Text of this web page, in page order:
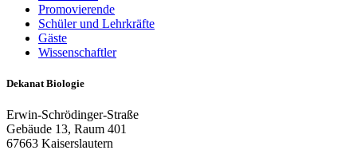
Promovierende
Schüler und Lehrkräfte
Gäste
Wissenschaftler
Dekanat Biologie
Erwin-Schrödinger-Straße
Gebäude 13, Raum 401
67663 Kaiserslautern